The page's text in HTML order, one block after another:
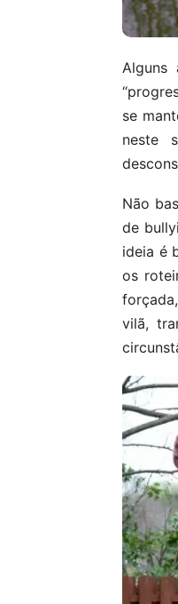
Alguns
se
neste
Não
de
ideia é
os
vilã,